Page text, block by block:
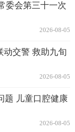
委会第三十一次
2026-08-05
动交警 救助九旬
2026-08-05
题 儿童口腔健康
2026-08-05